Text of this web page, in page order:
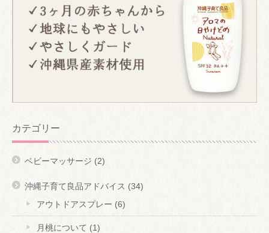
カテゴリー
ベビーマッサージ (2)
沖縄子育て良品アドバイス (34)
アウトドアスプレー (6)
月桃について (1)